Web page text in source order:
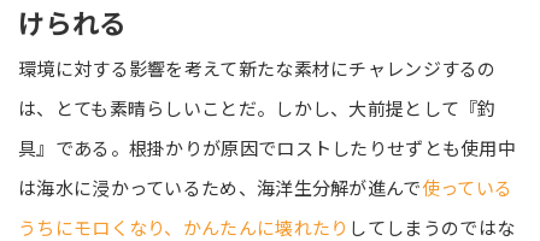
けられる
環境に対する影響を考えて新たな素材にチャレンジするの
は、とても素晴らしいことだ。しかし、大前提として『釣
具』である。根掛かりが原因でロストしたりせずとも使用中
は海水に浸かっているため、海洋生分解が進んで使っている
うちにモロくなり、かんたんに壊れたり してしまうのではな